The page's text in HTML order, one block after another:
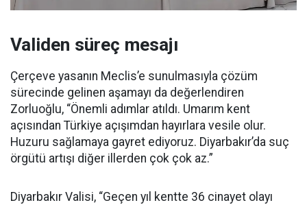
Validen süreç mesajı
Çerçeve yasanın Meclis’e sunulmasıyla çözüm
sürecinde gelinen aşamayı da değerlendiren
Zorluoğlu, “Önemli adımlar atıldı. Umarım kent
açısından Türkiye açışımdan hayırlara vesile olur.
Huzuru sağlamaya gayret ediyoruz. Diyarbakır’da suç
örgütü artışı diğer illerden çok çok az.”
Diyarbakır Valisi, “Geçen yıl kentte 36 cinayet olayı